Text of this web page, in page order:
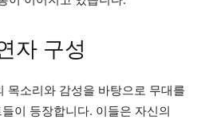
자 구성
목소리와 감성을 바탕으로 무대를
이 등장합니다. 이들은 자신의